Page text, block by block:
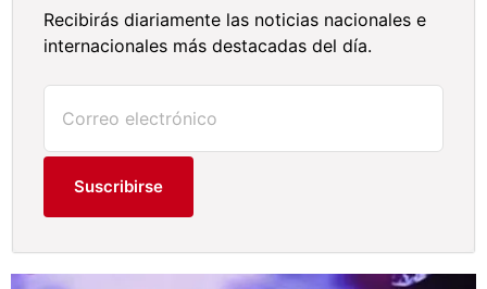
Recibirás diariamente las noticias nacionales e
internacionales más destacadas del día.
Suscribirse